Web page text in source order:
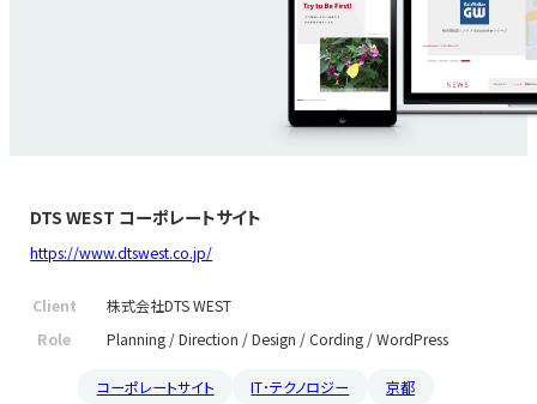
DTS WEST コーポレートサイト
https://www.dtswest.co.jp/
Client
株式会社DTS WEST
Role
Planning / Direction / Design / Cording / WordPress
コーポレートサイト IT･テクノロジー 京都